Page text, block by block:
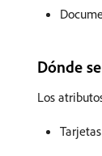
Dónde
Los